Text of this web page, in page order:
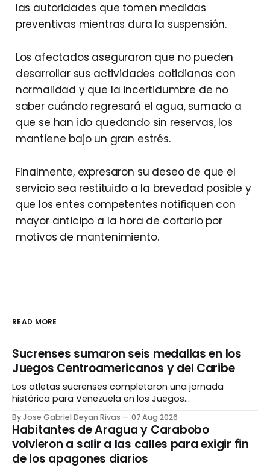
las autoridades que tomen medidas
preventivas mientras dura la suspensión.
Los afectados aseguraron que no pueden
desarrollar sus actividades cotidianas con
normalidad y que la incertidumbre de no
saber cuándo regresará el agua, sumado a
que se han ido quedando sin reservas, los
mantiene bajo un gran estrés.
Finalmente, expresaron su deseo de que el
servicio sea restituido a la brevedad posible y
que los entes competentes notifiquen con
mayor anticipo a la hora de cortarlo por
motivos de mantenimiento.
READ MORE
Sucrenses sumaron seis medallas en los
Juegos Centroamericanos y del Caribe
Los atletas sucrenses completaron una jornada
histórica para Venezuela en los Juegos
medallas (dos de oro, plata y bronce) en los Juegos
Centroamericanos y del Caribe de Santo Domingo. En
cuanto al desempeño individual del canotaje, Yocelin
Canache subió al tercer lugar del
By Jose Gabriel Deyan Rivas 07 Aug 2026
Habitantes de Aragua y Carabobo
volvieron a salir a las calles para exigir fin
de los apagones diarios